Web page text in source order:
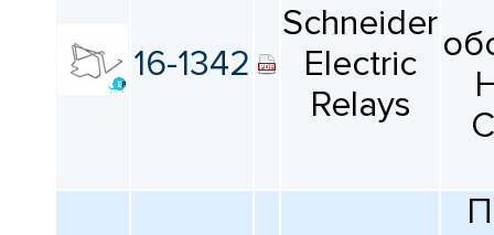
16-1342
Schneider
Electric
Relays